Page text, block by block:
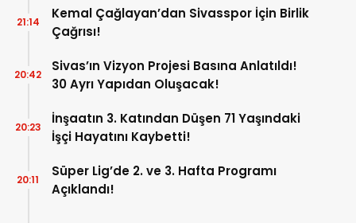
Kemal Çağlayan’dan Sivasspor İçin Birlik
Çağrısı!
21:14
Sivas’ın Vizyon Projesi Basına Anlatıldı!
30 Ayrı Yapıdan Oluşacak!
20:42
İnşaatın 3. Katından Düşen 71 Yaşındaki
İşçi Hayatını Kaybetti!
20:23
Süper Lig’de 2. ve 3. Hafta Programı
Açıklandı!
20:11